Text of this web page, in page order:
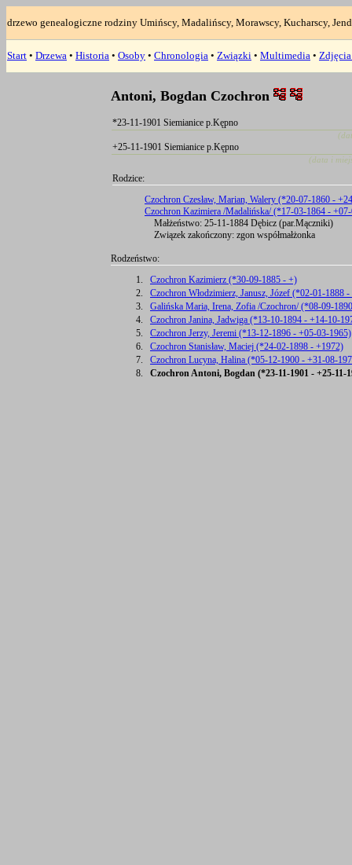
drzewo genealogiczne rodziny Umińscy, Madalińscy, Morawscy, Kucharscy,
Start • Drzewa • Historia • Osoby • Chronologia • Związki • Multimedia •
Antoni, Bogdan Czochron
*23-11-1901 Siemianice p.Kępno
+25-11-1901 Siemianice p.Kępno
(data i
Rodzice:
Czochron Czesław, Marian, Walery (*20-07-1860 -
Czochron Kazimiera /Madalińska/ (*17-03-1864 -
Małżeństwo: 25-11-1884 Dębicz (par.Mączniki)
Związek zakończony: zgon współmałżonka
Rodzeństwo:
1.
Czochron Kazimierz (*30-09-1885 - +)
2.
Czochron Włodzimierz, Janusz, Józef (*02-01-1888
3.
Galińska Maria, Irena, Zofia /Czochron/ (*08-09-
4.
Czochron Janina, Jadwiga (*13-10-1894 - +14-10-
5.
Czochron Jerzy, Jeremi (*13-12-1896 - +05-03-1965)
6.
Czochron Stanisław, Maciej (*24-02-1898 - +1972)
7.
Czochron Lucyna, Halina (*05-12-1900 - +31-08-
8.
Czochron Antoni, Bogdan (*23-11-1901 - +25-11-